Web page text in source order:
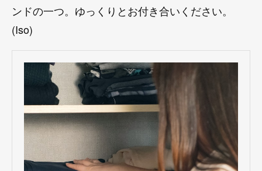
ンドの一つ。ゆっくりとお付き合いください。
(Iso)